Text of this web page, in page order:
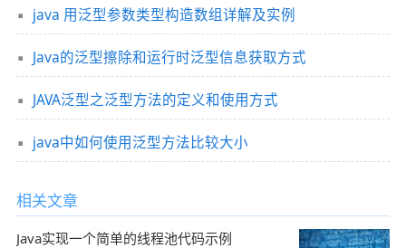
java 用泛型参数类型构造数组详解及实例
Java的泛型擦除和运行时泛型信息获取方式
JAVA泛型之泛型方法的定义和使用方式
java中如何使用泛型方法比较大小
相关文章
Java实现一个简单的线程池代码示例